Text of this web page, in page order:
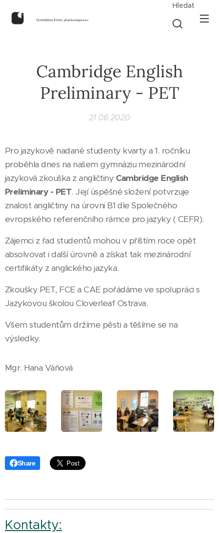
Gymnázium, Krnov,příspěvková organizace
Hledat
Cambridge English
Preliminary - PET
21.06.2020
Pro jazykově nadané studenty kvarty a 1. ročníku
proběhla dnes na našem gymnáziu mezinárodní
jazyková zkouška z angličtiny Cambridge English
Preliminary - PET. Její úspěšné složení potvrzuje
znalost angličtiny na úrovni B1 dle Společného
evropského referenčního rámce pro jazyky ( CEFR).
Zájemci z řad studentů mohou v příštím roce opět
absolvovat i další úrovně a získat tak mezinárodní
certifikáty z anglického jazyka.
Zkoušky PET, FCE a CAE pořádáme ve spolupráci s
Jazykovou školou Cloverleaf Ostrava.
Všem studentům držíme pěsti a těšíme se na
výsledky.
Mgr. Hana Váňová
Share
Kontakty: